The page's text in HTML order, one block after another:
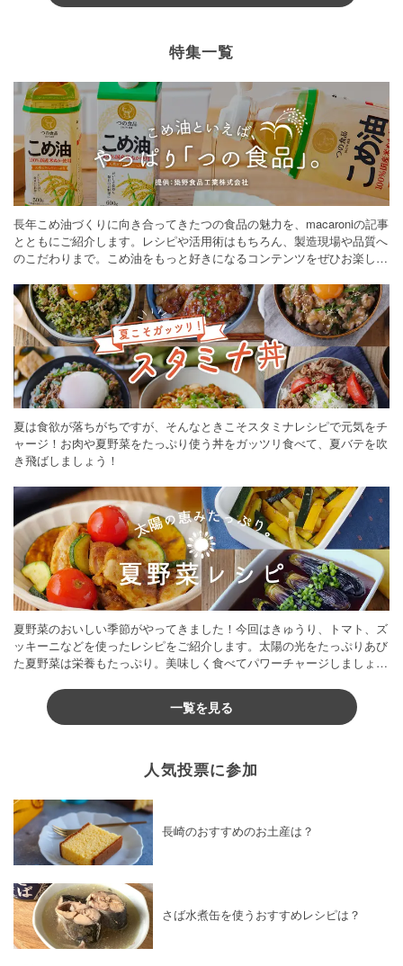
特集一覧
長年こめ油づくりに向き合ってきたつの食品の魅力を、macaroniの記事
とともにご紹介します。レシピや活用術はもちろん、製造現場や品質へ
のこだわりまで。こめ油をもっと好きになるコンテンツをぜひお楽しみ
夏は食欲が落ちがちですが、そんなときこそスタミナレシピで元気をチ
ャージ！お肉や夏野菜をたっぷり使う丼をガッツリ食べて、夏バテを吹
き飛ばしましょう！
夏野菜のおいしい季節がやってきました！今回はきゅうり、トマト、ズ
ッキーニなどを使ったレシピをご紹介します。太陽の光をたっぷりあび
た夏野菜は栄養もたっぷり。美味しく食べてパワーチャージしましょう
一覧を見る
人気投票に参加
長崎のおすすめのお土産は？
さば水煮缶を使うおすすめレシピは？